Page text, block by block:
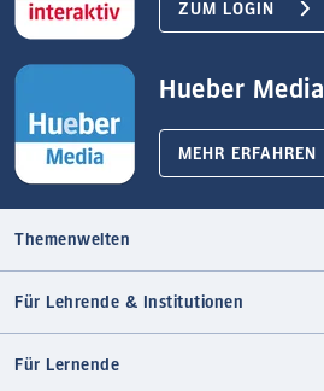
ZUM LOGIN
Hueber Media
MEHR ERFAHREN
Themenwelten
Für Lehrende & Institutionen
Für Lernende